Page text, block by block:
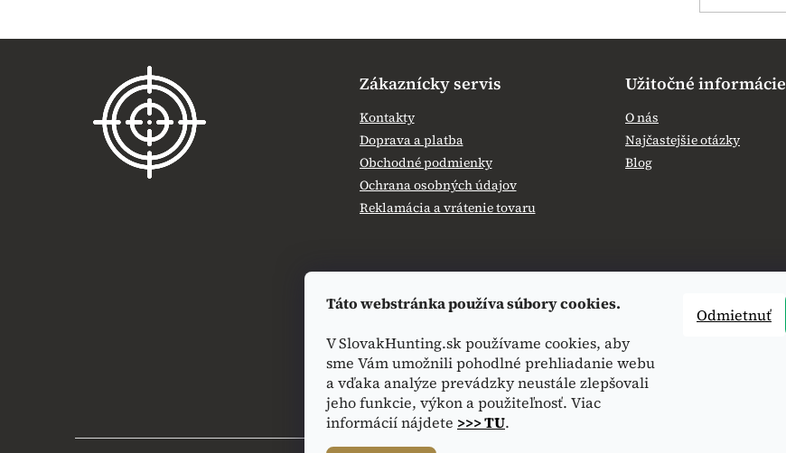
Táto webstránka používa súbory cookies.
V SlovakHunting.sk používame cookies, aby
sme Vám umožnili pohodlné prehliadanie webu
a vďaka analýze prevádzky neustále zlepšovali
jeho funkcie, výkon a použiteľnosť. Viac
informácií nájdete >>> TU.
Odmietnuť
Zákaznícky servis
Kontakty
Doprava a platba
Obchodné podmienky
Ochrana osobných údajov
Reklamácia a vrátenie tovaru
Užitočné informácie
O nás
Najčastejšie otázky
Blog